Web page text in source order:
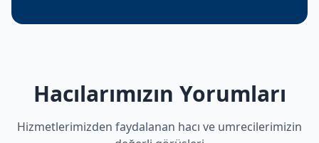
Hacılarımızın Yorumları
Hizmetlerimizden faydalanan hacı ve umrecilerimizin